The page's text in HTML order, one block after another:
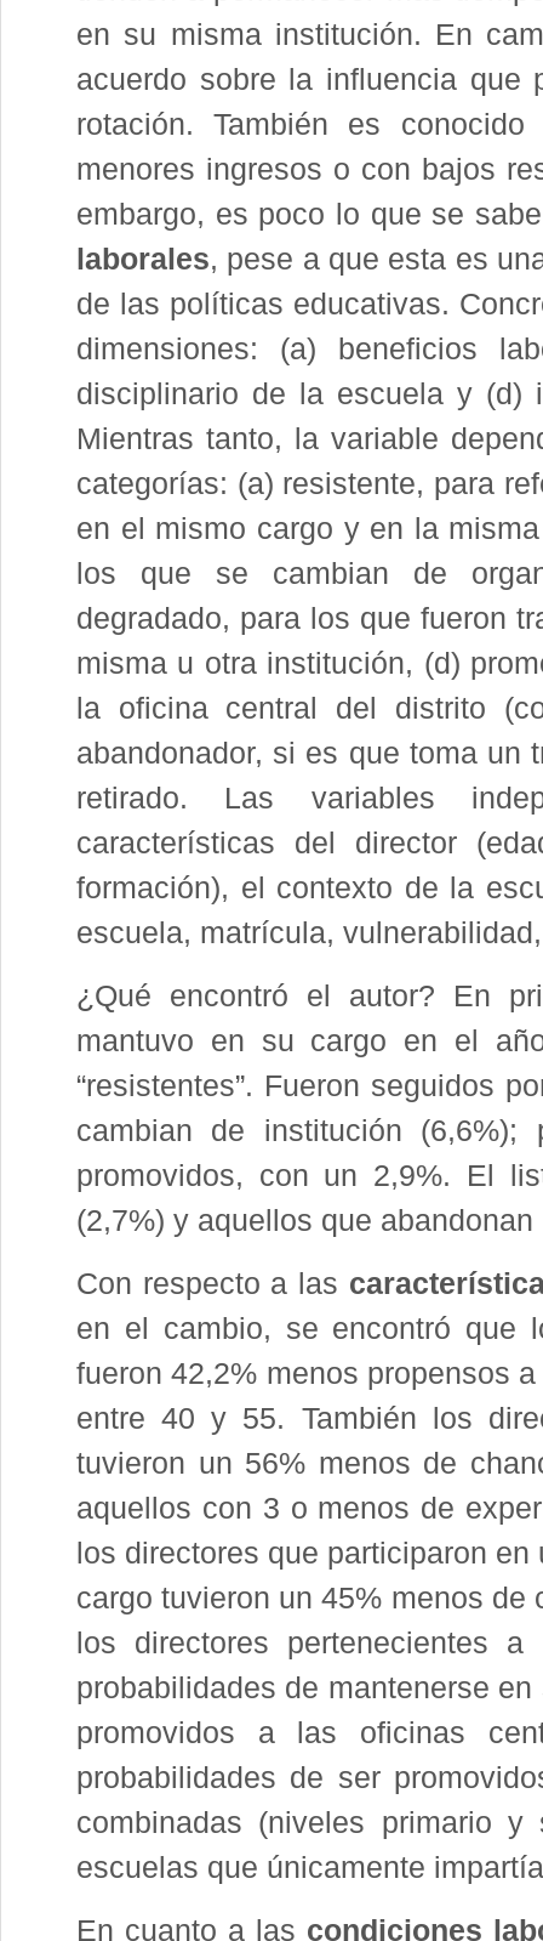
en su misma institución. En
acuerdo sobre la influencia que
rotación. También es
menores ingresos o con bajos
embargo, es poco lo que se
laborales, pese a que esta es
de las políticas educativas.
dimensiones: (a) beneficios
disciplinario de la escuela y (d)
Mientras tanto, la variable
categorías: (a) resistente, para
en el mismo cargo y en la
los que se cambian de
degradado, para los que fueron
misma u otra institución, (d)
la oficina central del distrito
abandonador, si es que toma un
retirado. Las variables
características del director
formación), el contexto de la
escuela, matrícula,
¿Qué encontró el autor? En
mantuvo en su cargo en el
“resistentes”. Fueron seguidos
cambian de institución
promovidos, con un 2,9%. El
(2,7%) y aquellos que
Con respecto a las
en el cambio, se encontró que
fueron 42,2% menos propensos
entre 40 y 55. También los
tuvieron un 56% menos de
aquellos con 3 o menos de
los directores que participaron
cargo tuvieron un 45% menos
los directores pertenecientes
probabilidades de mantenerse
promovidos a las oficinas
probabilidades de ser
combinadas (niveles primario
escuelas que únicamente
En cuanto a las condiciones